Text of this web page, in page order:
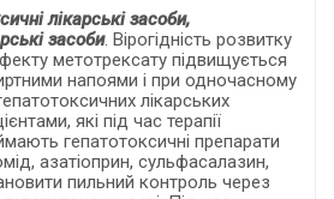
лікарські засоби,
засоби. Вірогідність розвитку
метотрексату підвищується
напоями і при одночасному
лікарських
які під час терапії
гепатотоксичні препарати
азатіоприн, сульфасалазин,
пильний контроль через